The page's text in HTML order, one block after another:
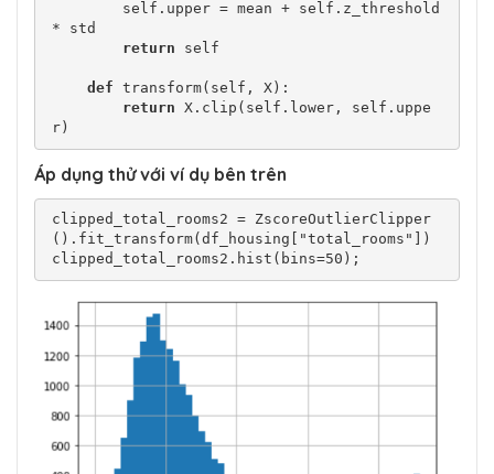
* std
return self
def transform(self, X):
return X.clip(self.lower, self.uppe
r)
Áp dụng thử với ví dụ bên trên
clipped_total_rooms2 = ZscoreOutlierClipper
().fit_transform(df_housing["total_rooms"])
clipped_total_rooms2.hist(bins=50);